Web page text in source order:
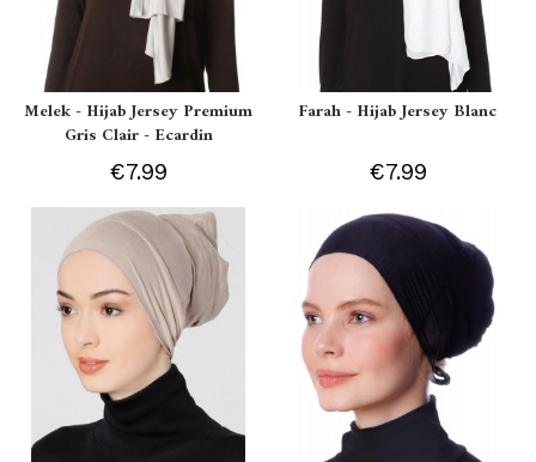
Melek - Hijab Jersey Premium
Gris Clair - Ecardin
€7.99
Farah - Hijab Jersey Blanc
€7.99